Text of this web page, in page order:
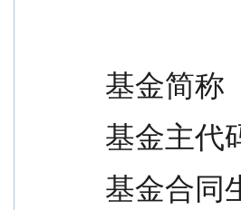
基金简称
基金主代
基金合同